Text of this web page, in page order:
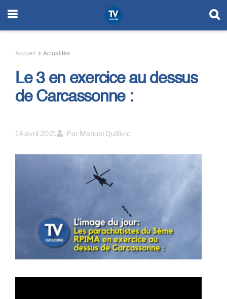
Accueil Actualités
Le 3 en exercice au dessus
de Carcassonne :
14 avril 2021 Par Manuel Quillivic